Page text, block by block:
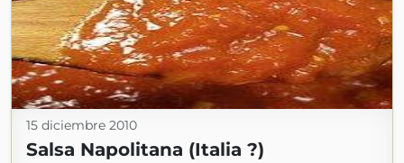
15 diciembre 2010
Salsa Napolitana (Italia ?)